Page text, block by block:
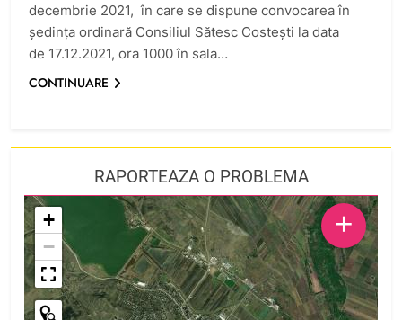
decembrie 2021, în care se dispune convocarea în
ședința ordinară Consiliul Sătesc Costești la data
de 17.12.2021, ora 1000 în sala…
CONTINUARE
RAPORTEAZA O PROBLEMA
+
−
+